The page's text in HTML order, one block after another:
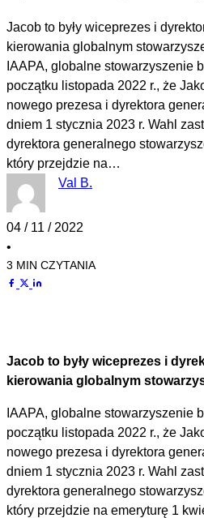
Jacob to były wiceprezes i
kierowania globalnym
IAAPA, globalne stowarzyszenie
początku listopada 2022 r., że
nowego prezesa i dyrektora
dniem 1 stycznia 2023 r. Wahl
dyrektora generalnego
który przejdzie na…
Val B.
04 / 11 / 2022
•
3 MIN CZYTANIA
Jacob to były wiceprezes i
kierowania globalnym
IAAPA, globalne stowarzyszenie
początku listopada 2022 r., że
nowego prezesa i dyrektora
dniem 1 stycznia 2023 r. Wahl
dyrektora generalnego
który przejdzie na emeryturę 1